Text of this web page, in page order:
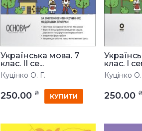
Українська мова. 7
клас. ІІ се...
Куцінко О. Г.
250.00 ₴ КУПИТИ
клас. І
Куцінко
250.00 ₴